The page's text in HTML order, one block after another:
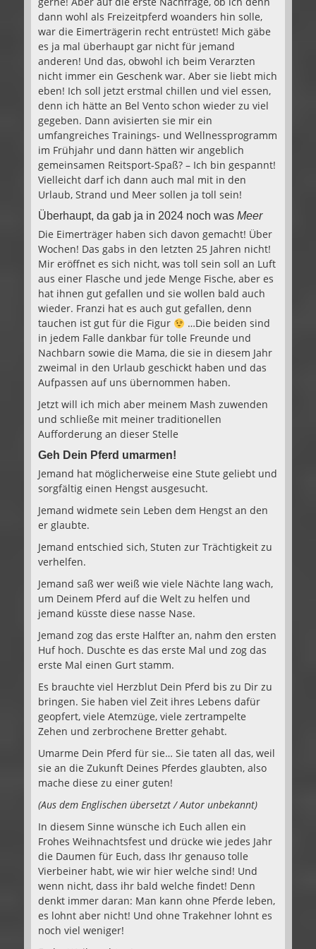
dann wohl als Freizeitpferd woanders hin solle,
war die Eimerträgerin recht entrüstet! Mich gäbe
es ja mal überhaupt gar nicht für jemand
anderen! Und das, obwohl ich beim Verarzten
nicht immer ein Geschenk war. Aber sie liebt mich
eben! Ich soll jetzt erstmal chillen und viel essen,
denn ich hätte an Bel Vento schon wieder zu viel
gegeben. Dann avisierten sie mir ein
umfangreiches Trainings- und Wellnessprogramm
im Frühjahr und dann hätten wir angeblich
gemeinsamen Reitsport-Spaß? – Ich bin gespannt!
Vielleicht darf ich dann auch mal mit in den
Urlaub, Strand und Meer sollen ja toll sein!
Überhaupt, da gab ja in 2024 noch was Meer
Die Eimerträger haben sich davon gemacht! Über
Wochen! Das gabs in den letzten 25 Jahren nicht!
Mir eröffnet es sich nicht, was toll sein soll an Luft
aus einer Flasche und jede Menge Fische, aber es
hat ihnen gut gefallen und sie wollen bald auch
wieder. Franzi hat es auch gut gefallen, denn
tauchen ist gut für die Figur
…Die beiden sind
in jedem Falle dankbar für tolle Freunde und
Nachbarn sowie die Mama, die sie in diesem Jahr
zweimal in den Urlaub geschickt haben und das
Aufpassen auf uns übernommen haben.
Jetzt will ich mich aber meinem Mash zuwenden
und schließe mit meiner traditionellen
Aufforderung an dieser Stelle
Geh Dein Pferd umarmen!
Jemand hat möglicherweise eine Stute geliebt und
sorgfältig einen Hengst ausgesucht.
Jemand widmete sein Leben dem Hengst an den
er glaubte.
Jemand entschied sich, Stuten zur Trächtigkeit zu
verhelfen.
Jemand saß wer weiß wie viele Nächte lang wach,
um Deinem Pferd auf die Welt zu helfen und
jemand küsste diese nasse Nase.
Jemand zog das erste Halfter an, nahm den ersten
Huf hoch. Duschte es das erste Mal und zog das
erste Mal einen Gurt stamm.
Es brauchte viel Herzblut Dein Pferd bis zu Dir zu
bringen. Sie haben viel Zeit ihres Lebens dafür
geopfert, viele Atemzüge, viele zertrampelte
Zehen und zerbrochene Bretter gehabt.
Umarme Dein Pferd für sie… Sie taten all das, weil
sie an die Zukunft Deines Pferdes glaubten, also
mache diese zu einer guten!
(Aus dem Englischen übersetzt / Autor unbekannt)
In diesem Sinne wünsche ich Euch allen ein
Frohes Weihnachtsfest und drücke wie jedes Jahr
die Daumen für Euch, dass Ihr genauso tolle
Vierbeiner habt, wie wir hier welche sind! Und
wenn nicht, dass ihr bald welche findet! Denn
denkt immer daran: Man kann ohne Pferde leben,
es lohnt aber nicht! Und ohne Trakehner lohnt es
noch viel weniger!